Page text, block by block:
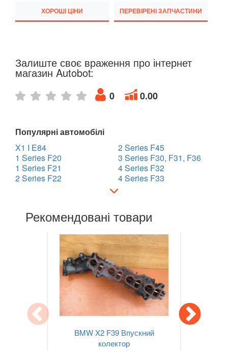
6 Series F13
6 Series G32
7 Series E38
7 Series E65/E66/E67/E68
7 Series G11/G12
8 Series G14/G15/G16
i8 l12/l15
X1 II F48
X3 I E83
X3 II F25
ХОРОШІ ЦІНИ ПЕРЕВІРЕНІ ЗАПЧАСТИНИ
Залиште своє враження про інтернет
магазин Autobot:
0 0.00
Популярні автомобілі
X1 I E84
1 Series F20
1 Series F21
2 Series F22
2 Series F45
3 Series F30, F31, F36
4 Series F32
4 Series F33
Рекомендовані товари
BMW X2 F39 Впускний
колектор